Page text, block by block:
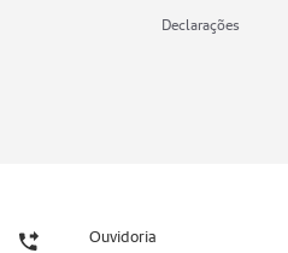
Declarações
Ouvidoria